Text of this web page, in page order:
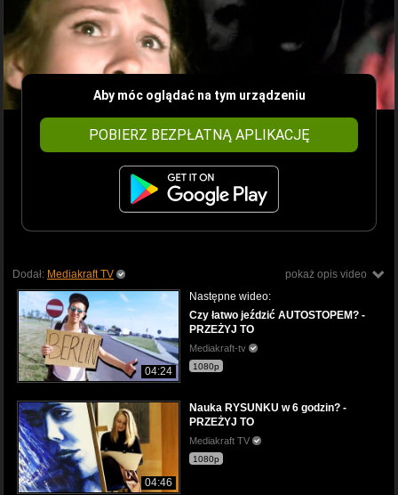
Aby móc oglądać na tym urządzeniu
POBIERZ BEZPŁATNĄ APLIKACJĘ
pokaż opis video
Dodał: Mediakraft TV
04:24
Następne wideo:
Czy łatwo jeździć AUTOSTOPEM? -
PRZEŻYJ TO
Mediakraft-tv
1080p
04:46
Nauka RYSUNKU w 6 godzin? -
PRZEŻYJ TO
Mediakraft TV
1080p